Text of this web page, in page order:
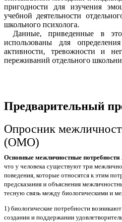
пригодности для изучения
учебной деятельности
школьного психолога.
Данные, приведенные в
использованы для
активности, тревожности и
переживаний отдельного
Предварительный
Опросник
(ОМО)
Основные межличностные потребности
что у человека существуют три
поведения, которые относятся к этим
предсказания и объяснения
тесную связь между биологическими и
1) биологические потребности
создании и поддержании